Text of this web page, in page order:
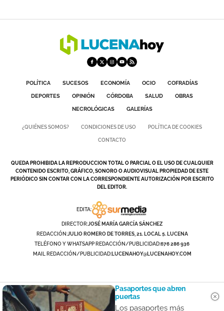
POLÍTICA SUCESOS ECONOMÍA OCIO
COFRADÍAS
DEPORTES
OPINIÓN CÓRDOBA SALUD
OBRAS
NECROLÓGICAS
GALERÍAS
¿QUIÉNES SOMOS? CONDICIONES DE USO POLÍTICA DE COOKIES
CONTACTO
QUEDA PROHIBIDA LA REPRODUCCION TOTAL O PARCIAL O EL USO DE CUALQUIER
CONTENIDO ESCRITO, GRÁFICO, SONORO O AUDIOVISUAL PROPIEDAD DE ESTE
PERIÓDICO SIN CONTAR CON LA CORRESPONDIENTE AUTORIZACIÓN POR ESCRITO
DEL EDITOR.
EDITA:
DIRECTOR:JOSÉ MARÍA GARCÍA SÁNCHEZ
REDACCIÓN:JULIO ROMERO DE TORRES, 21. LOCAL 5. LUCENA
TELÉFONO Y WHATSAPP REDACCIÓN/PUBLICIDAD:676 286 936
MAIL REDACCIÓN/PUBLICIDAD:LUCENAHOY@LUCENAHOY.COM
Pasaportes que abren
puertas
Los pasaportes más